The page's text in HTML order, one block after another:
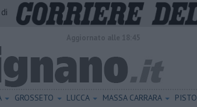
GROSSETO LUCCA MASSA CARRARA